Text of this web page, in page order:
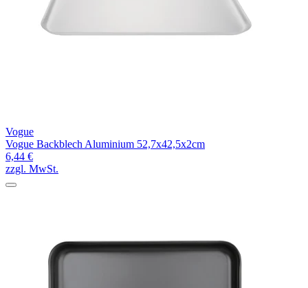
Vogue
Vogue Backblech Aluminium 52,7x42,5x2cm
6,44 €
zzgl. MwSt.